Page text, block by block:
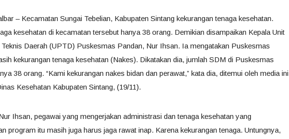
– Kecamatan Sungai Tebelian, Kabupaten Sintang kekurangan tenaga kesehatan.
kesehatan di kecamatan tersebut hanya 38 orang. Demikian disampaikan Kepala Unit
Daerah (UPTD) Puskesmas Pandan, Nur Ihsan. Ia mengatakan Puskesmas
kekurangan tenaga kesehatan (Nakes). Dikatakan dia, jumlah SDM di Puskesmas
38 orang. “Kami kekurangan nakes bidan dan perawat,” kata dia, ditemui oleh media ini
Kesehatan Kabupaten Sintang, (19/11).
Ihsan, pegawai yang mengerjakan administrasi dan tenaga kesehatan yang
program itu masih juga harus jaga rawat inap. Karena kekurangan tenaga. Untungnya,